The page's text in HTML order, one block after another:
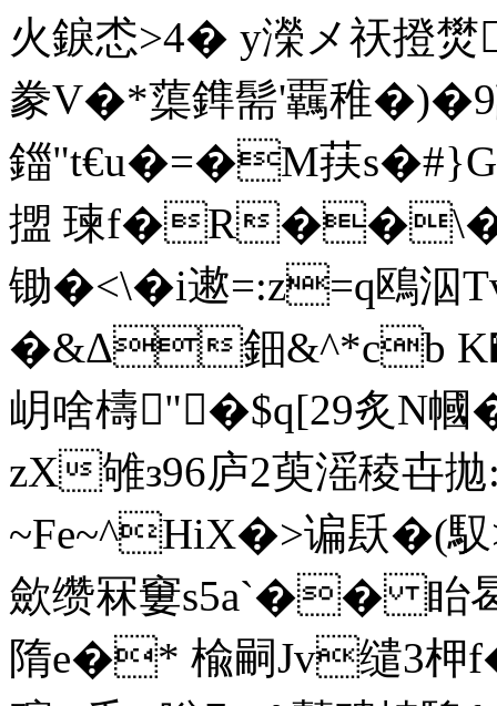
火錑怸>4� y濚メ祆撜
豢V�*蕖鎨髵'覊稚
鍿"t€u�=�M荴s�#}G炱
擝 瑓f�R
锄�<\�i遬=:z=q鴎
�&Δ鈿&^*cb
岄啥檮"�$q[29炙N
zX雊з96庐2萸滛稜
~Fe~^HiX�>谝镺
歛缵冧窶s5a`�� 眙曷
隋e�* 楡嗣Jv缱3